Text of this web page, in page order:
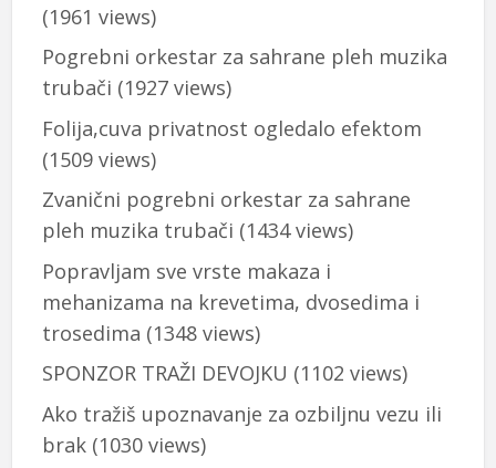
(1961 views)
Pogrebni orkestar za sahrane pleh muzika
trubači (1927 views)
Folija,cuva privatnost ogledalo efektom
(1509 views)
Zvanični pogrebni orkestar za sahrane
pleh muzika trubači (1434 views)
Popravljam sve vrste makaza i
mehanizama na krevetima, dvosedima i
trosedima (1348 views)
SPONZOR TRAŽI DEVOJKU (1102 views)
Ako tražiš upoznavanje za ozbiljnu vezu ili
brak(1030 views)